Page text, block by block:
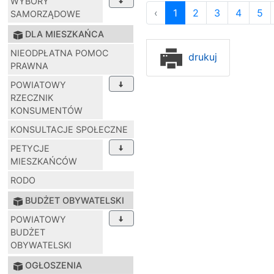
SAMORZĄDOWE
DLA MIESZKAŃCA
NIEODPŁATNA POMOC
PRAWNA
POWIATOWY
RZECZNIK
KONSUMENTÓW
KONSULTACJE SPOŁECZNE
PETYCJE
MIESZKAŃCÓW
RODO
BUDŻET OBYWATELSKI
POWIATOWY
BUDŻET
OBYWATELSKI
OGŁOSZENIA
‹ 1 2 3 4 5
drukuj